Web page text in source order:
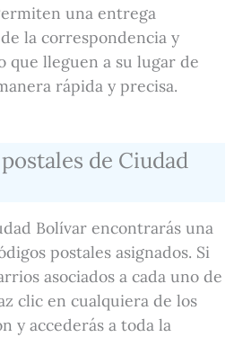
una entrega
la correspondencia y
que lleguen a su lugar de
rápida y precisa.
de Ciudad
Bolívar encontrarás una
postales asignados. Si
asociados a cada uno de
clic en cualquiera de los
y accederás a toda la